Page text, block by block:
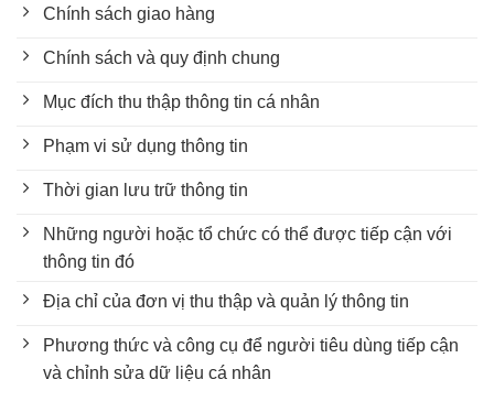
Chính sách giao hàng
Chính sách và quy định chung
Mục đích thu thập thông tin cá nhân
Phạm vi sử dụng thông tin
Thời gian lưu trữ thông tin
Những người hoặc tổ chức có thể được tiếp cận với
thông tin đó
Địa chỉ của đơn vị thu thập và quản lý thông tin
Phương thức và công cụ để người tiêu dùng tiếp cận
và chỉnh sửa dữ liệu cá nhân